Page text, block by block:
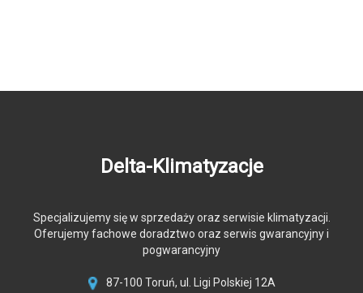
Delta-Klimatyzacje
Specjalizujemy się w sprzedaży oraz serwisie klimatyzacji.
Oferujemy fachowe doradztwo oraz serwis gwarancyjny i
pogwarancyjny
87-100 Toruń, ul. Ligi Polskiej 12A